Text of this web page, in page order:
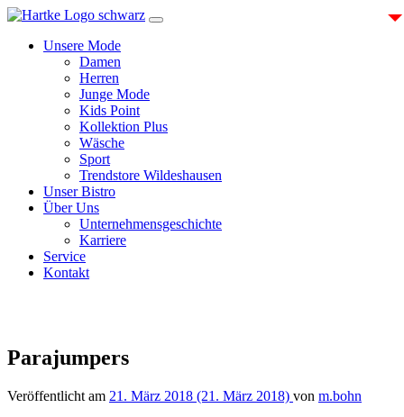
Zum
Unsere Mode
Damen
Herren
Junge Mode
Kids Point
Kollektion Plus
Wäsche
Sport
Trendstore Wildeshausen
Unser Bistro
Über Uns
Unternehmensgeschichte
Karriere
Service
Kontakt
Parajumpers
Veröffentlicht am 21. März 2018 (21. März 2018) von m.bohn